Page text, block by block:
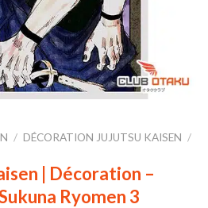
/ DÉCORATION JUJUTSU KAISEN /
| Décoration –
Ryomen 3